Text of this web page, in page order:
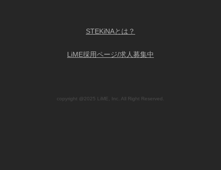
STEKiNAとは？
LiME採用ページ/求人募集中
copyright @2025 LiME, Inc. All Right Reserved.